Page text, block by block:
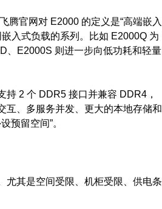
腾官网对 E2000 的定义是“高端嵌入
入式负载的系列。比如 E2000Q 为
、E2000S 则进一步向低功耗和轻量
持 2 个 DDR5 接口并兼容 DDR4，
互、多服务并发、更大的本地存储和
预留空间”。
尤其是空间受限、机柜受限、供电条